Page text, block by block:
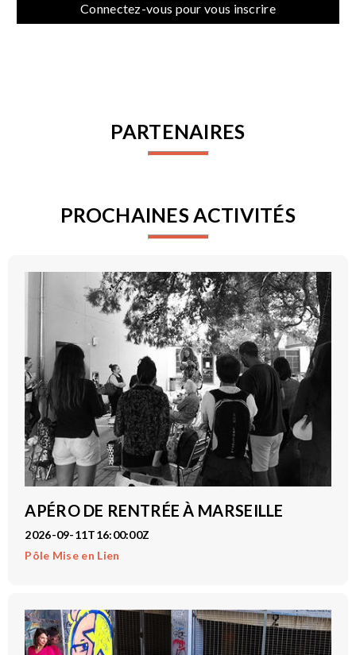
Connectez-vous pour vous inscrire
PARTENAIRES
PROCHAINES ACTIVITÉS
APÉRO DE RENTRÉE À MARSEILLE
2026-09-11T16:00:00Z
Pôle Mise en Lien